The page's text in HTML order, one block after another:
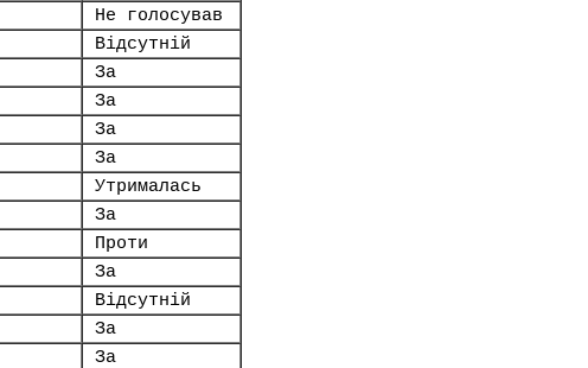
Не голосував
Відсутній
За
За
За
За
Утрималась
За
Проти
За
Відсутній
За
За